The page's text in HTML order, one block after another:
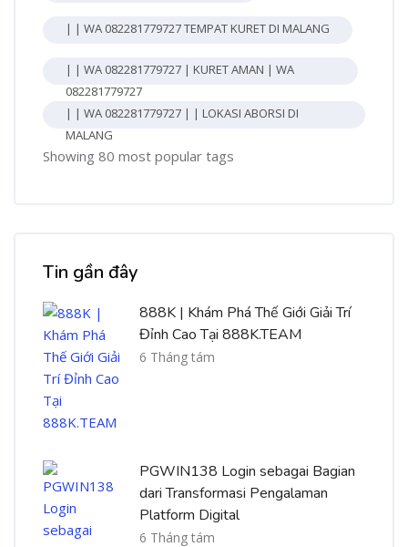
| | WA 082281779727 TEMPAT KURET DI MALANG
| | WA 082281779727 | KURET AMAN | WA
082281779727
| | WA 082281779727 | | LOKASI ABORSI DI
MALANG
Showing 80 most popular tags
Tin gần đây
888K | Khám Phá Thế Giới Giải Trí
Đỉnh Cao Tại 888K.TEAM
6 Tháng tám
PGWIN138 Login sebagai Bagian
dari Transformasi Pengalaman
Platform Digital
6 Tháng tám